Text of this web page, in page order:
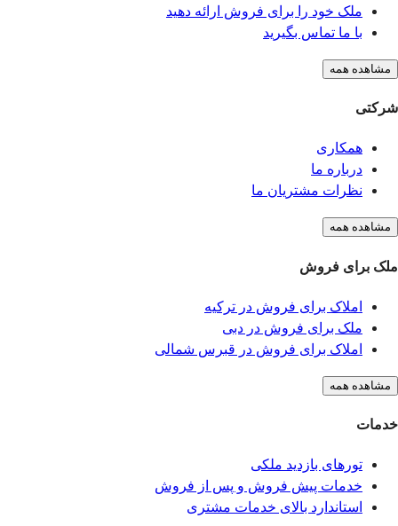
ملک خود را برای فروش ارائه دهید
با ما تماس بگیرید
مشاهده همه
شرکتی
همکاری
درباره ما
نظرات مشتریان ما
مشاهده همه
ملک برای فروش
املاک برای فروش در ترکیه
ملک برای فروش در دبی
املاک برای فروش در قبرس شمالی
مشاهده همه
خدمات
تورهای بازدید ملکی
خدمات پیش فروش و پس از فروش
استاندارد بالای خدمات مشتری